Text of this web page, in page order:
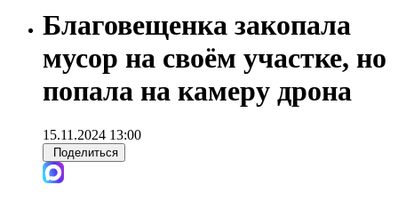
Благовещенка закопала
мусор на своём участке, но
попала на камеру дрона
15.11.2024 13:00
Поделиться